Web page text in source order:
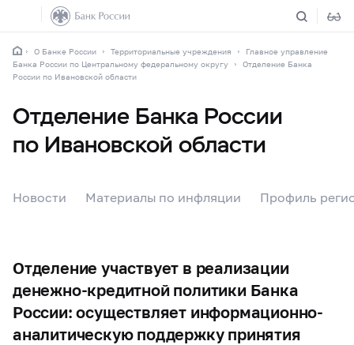
О Банке России Территориальные учреждения
Главное управление
Банка России по Центральному федеральному округу
Отделение Банка
России по Ивановской области
Отделение Банка России
по Ивановской области
Новости Материалы по инфляции Профиль
Отделение участвует в реализации
денежно-кредитной политики Банка
России: осуществляет информационно-
аналитическую поддержку принятия